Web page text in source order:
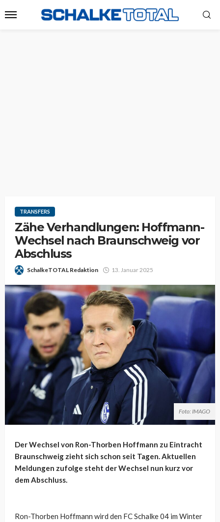
TRANSFERS
Zähe Verhandlungen: Hoffmann-
Wechsel nach Braunschweig vor
Abschluss
SchalkeTOTAL Redaktion 13. Januar 2025
Foto: IMAGO
Der Wechsel von Ron-Thorben Hoffmann zu Eintracht
Braunschweig zieht sich schon seit Tagen. Aktuellen
Meldungen zufolge steht der Wechsel nun kurz vor
dem Abschluss.
Ron-Thorben Hoffmann wird den FC Schalke 04 im Winter